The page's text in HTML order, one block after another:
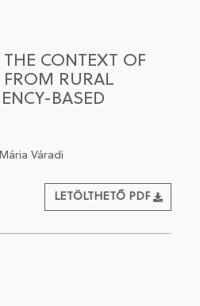
CONTEXT OF
RURAL
BASED
Váradi
LETÖLTHETŐ PDF